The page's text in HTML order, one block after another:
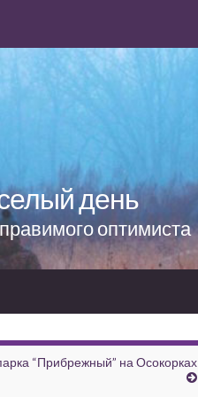
день
оптимиста
“Прибрежный” на Осокорках